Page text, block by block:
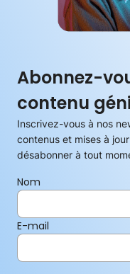
Abonnez-
contenu
Inscrivez-vous à nos
contenus et mises à
désabonner à tout
Nom
E-mail